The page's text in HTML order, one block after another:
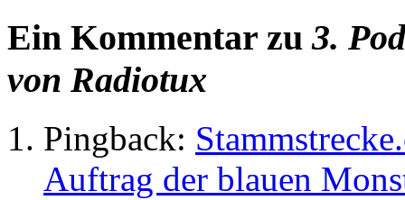
Ein Kommentar zu3.
von Radiotux
Pingback:
Auftrag der blauen